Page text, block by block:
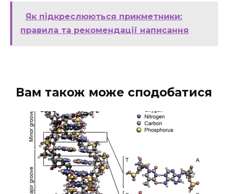
Як підкреслюються прикметники:
правила та рекомендації написання
Вам також може сподобатися